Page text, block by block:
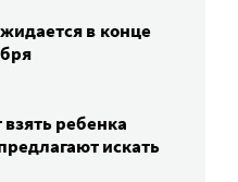
в конце
ребенка
искать